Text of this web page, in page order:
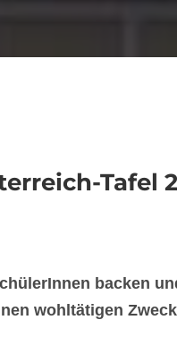
Tafel
backen
wohltätigen Zweck